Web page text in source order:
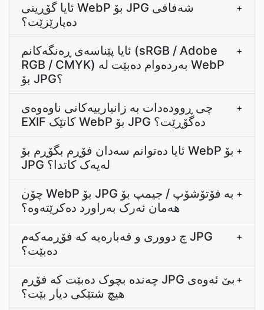
ئایا گۆڕینی WebP بۆ JPG شەفافی
دەپارێزێت؟
+
ئایا پێناسەی ڕەنگەکانم (sRGB / Adobe
RGB / CMYK) بەردەوام دەبێت لە WebP
بۆ JPG؟
+
چی ڕوودەدات بە زانیارییەکانی ناوەوەی
EXIF کاتێک WebP بۆ JPG دەگۆڕێت؟
+
ئایا دەتوانم سەدان فۆڕم بگۆڕم بۆ WebP بۆ
JPG لەیەک کاتدا؟
+
چۆن WebP بۆ JPG بە فۆتۆشۆپ / جیمپ بۆ
هەمان ئەرک بەراورد دەکرێتەوە؟
+
چ دووری و قەبارەیە کە فۆڕمەکەم JPG
دەبێت؟
+
چەندە بچوک دەبێت کە فۆڕم JPG بێ ئەوەی
هیچ شتێکی دیار بێت؟
+